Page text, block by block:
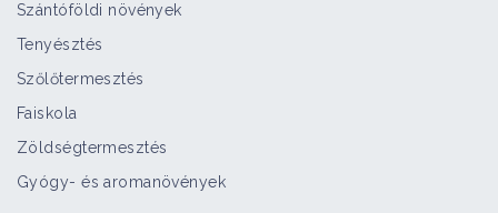
Szántóföldi növények
Tenyésztés
Szőlőtermesztés
Faiskola
Zöldségtermesztés
Gyógy- és aromanövények